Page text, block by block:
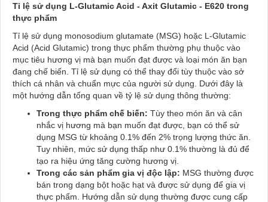
Tỉ lệ sử dụng L-Glutamic Acid - Axit Glutamic - E620 trong
thực phẩm
Tỉ lệ sử dụng monosodium glutamate (MSG) hoặc L-Glutamic
Acid (Acid Glutamic) trong thực phẩm thường phụ thuộc vào
mục tiêu hương vị mà bạn muốn đạt được và loại món ăn bạn
đang chế biến. Tỉ lệ sử dụng có thể thay đổi tùy thuộc vào sở
thích cá nhân và chuẩn mực của người sử dụng. Dưới đây là
một hướng dẫn tổng quan về tỷ lệ sử dụng thông thường:
Trong thực phẩm chế biến: Tùy theo món ăn và cân
nhắc vị hương mà bạn muốn đạt được, bạn có thể sử
dụng MSG từ khoảng 0.1% đến 2% trọng lượng thức ăn.
Tuy nhiên, mức sử dụng thấp như 0.1% thường là đủ để
tạo ra hiệu ứng tăng cường hương vị.
Trong các sản phẩm gia vị độc lập: MSG thường được
bán trong dạng bột hoặc hạt và được sử dụng để gia vị
thực phẩm. Hướng dẫn sử dụng thường được cung cấp